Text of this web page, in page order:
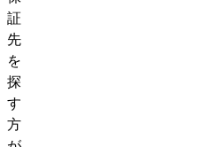
証
先
を
探
す
方